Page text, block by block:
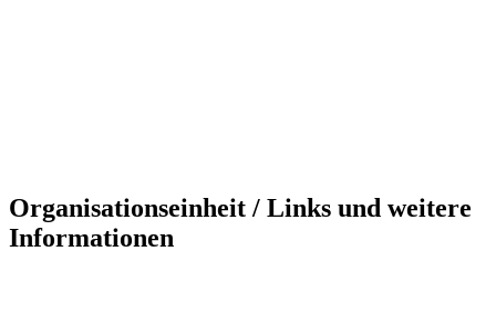
Organisationseinheit / Links und weitere
Informationen